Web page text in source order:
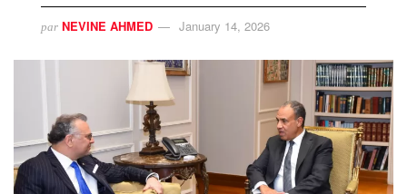
par NEVINE AHMED January 14, 2026